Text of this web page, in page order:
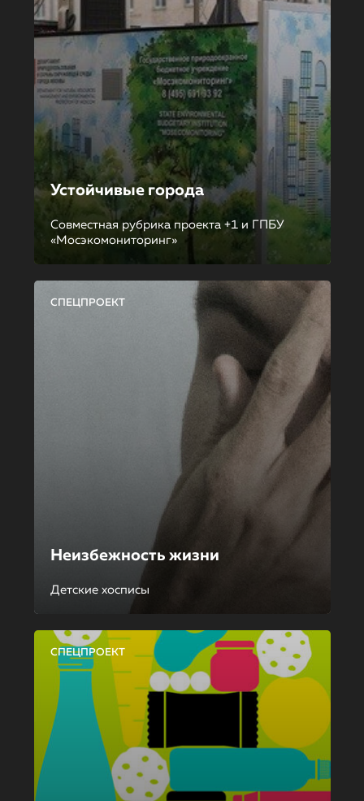
Устойчивые города
Совместная рубрика проекта +1 и ГПБУ
«Мосэкомониторинг»
СПЕЦПРОЕКТ
Неизбежность жизни
Детские хосписы
СПЕЦПРОЕКТ